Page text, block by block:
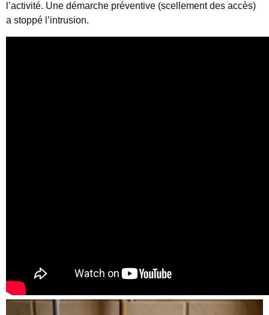
l’activité. Une démarche préventive (scellement des accès)
a stoppé l’intrusion.